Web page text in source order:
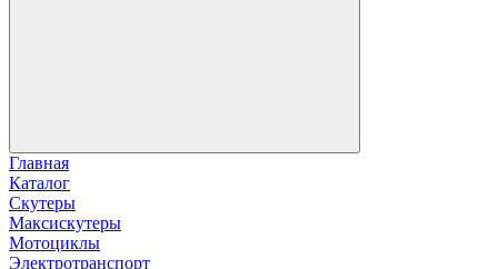
Главная
Каталог
Скутеры
Максискутеры
Мотоциклы
Электротранспорт